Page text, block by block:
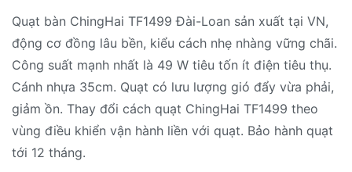
Quạt bàn ChingHai TF1499 Đài-Loan sản xuất tại VN,
động cơ đồng lâu bền, kiểu cách nhẹ nhàng vững chãi.
Công suất mạnh nhất là 49 W tiêu tốn ít điện tiêu thụ.
Cánh nhựa 35cm. Quạt có lưu lượng gió đẩy vừa phải,
giảm ồn. Thay đổi cách quạt ChingHai TF1499 theo
vùng điều khiển vận hành liền với quạt. Bảo hành quạt
tới 12 tháng.